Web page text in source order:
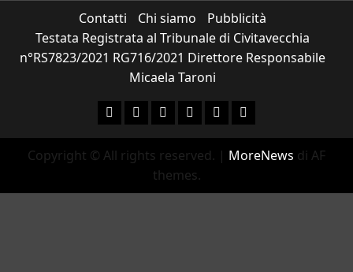
Contatti Chi siamo
Pubblicità
Testata Registrata al Tribunale di Civitavecchia
n°RS7823/2021 RG716/2021 Direttore Responsabile
Micaela Taroni
FacebookInstagram
YouTubeTwitterEmailEnte Parco
Copyright © All rights reserved. | MoreNews di AF
themes.